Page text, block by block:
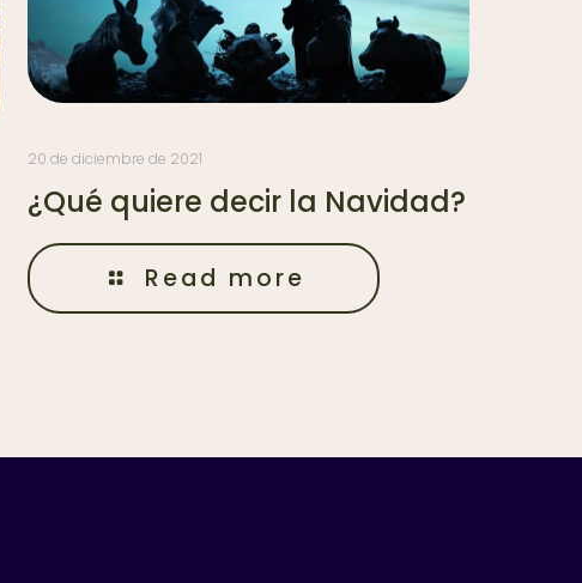
20 de diciembre de 2021
¿Qué quiere decir la Navidad?
Read more